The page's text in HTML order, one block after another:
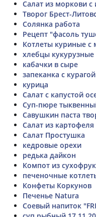
Салат из моркови
Творог Брест-
Солянка работа
Рецепт "фасоль
Котлеты куриные
хлебцы
кабачки в сыре
запеканка с курагой
курица
Салат с капустой
Суп-пюре
Савушкин паста
Салат из
Салат Простушка
кедровые орехи
редька дайкон
Компот из
печеночные
Конфеты Коркунов
Печенье Natura
Соевый напиток